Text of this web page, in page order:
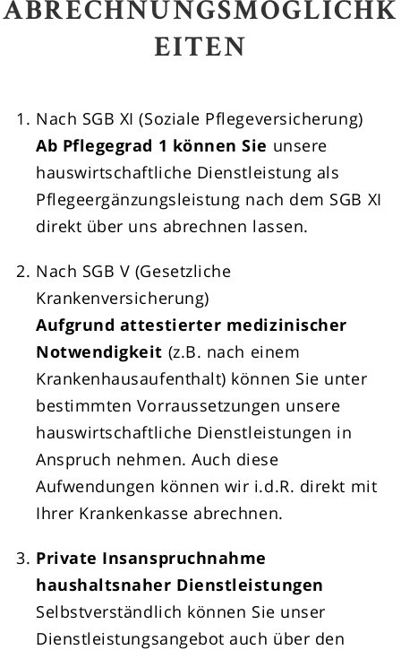
ABRECHNUNGSMÖGLICHK
EITEN
Nach SGB XI (Soziale Pflegeversicherung)
Ab Pflegegrad 1 können Sie unsere
hauswirtschaftliche Dienstleistung als
Pflegeergänzungsleistung nach dem SGB XI
direkt über uns abrechnen lassen.
Nach SGB V (Gesetzliche
Krankenversicherung)
Aufgrund attestierter medizinischer
Notwendigkeit (z.B. nach einem
Krankenhausaufenthalt) können Sie unter
bestimmten Vorraussetzungen unsere
hauswirtschaftliche Dienstleistungen in
Anspruch nehmen. Auch diese
Aufwendungen können wir i.d.R. direkt mit
Ihrer Krankenkasse abrechnen.
Private Insanspruchnahme
haushaltsnaher Dienstleistungen
Selbstverständlich können Sie unser
Dienstleistungsangebot auch über den